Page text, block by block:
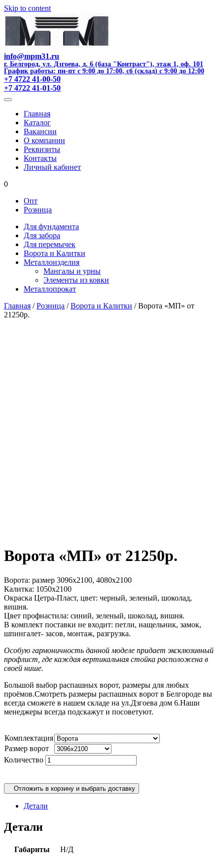
Skip to content
info@mpm31.ru
г. Белгород, ул. Дзгоева, д. 6 (база "Контраст"), этаж 1, оф. 101
График работы: пн-пт с 9:00 до 17:00, сб (склад) с 9:00 до 12:00
+7 4722 41-00-50
+7 4722 41-01-50
Главная
Каталог
Вакансии
О компании
Реквизиты
Контакты
Личный кабинет
0
Опт
Розница
Для фундамента
Для забора
Для перемычек
Ворота и Калитки
Металлоизделия
Мангалы и урны
Элементы из ковки
Металлопрокат
Главная /Розница /Ворота и Калитки / Ворота «МП» от
21250р.
Ворота «МП» от 21250р.
Ворота: размер 3096х2100, 4080х2100
Калитка: 1050х2100
Окраска Цетра-Пласт, цвет: черный, зеленый, шоколад,
вишня.
Цвет профнастила: синий, зеленый, шоколад, вишня.
В комплект поставки не входит: петли, нащельник, замок,
шпингалет- засов, монтаж, разгрузка.
Особую гармоничность данной моделе придает эксклюзивный
профлист, где каждая вертикальная стойка расположена в
своей нише.
Большой выбор распашных ворот, размеры для любых
проёмов.Смотреть размеры распашных ворот в Белгороде вы
всегда сможете в нашем складе на ул.Дзгоева дом 6.Наши
менеджеры всегда подскажут и посоветуют.
Комплектация
Размер ворот
Количество
Отложить в корзину и выбрать доставку
Детали
Детали
Габариты Н/Д